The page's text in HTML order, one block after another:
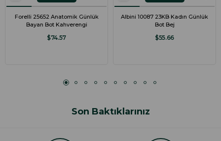
Forelli 25652 Anatomik Günlük
Bayan Bot Kahverengi
$74.57
Albini 10087 23KB Kadın Günlük
Bot Bej
$55.66
Son Baktıklarınız